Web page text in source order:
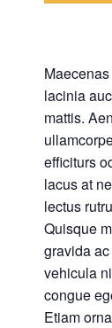
lacinia
mattis.
efficiturs
lacus at
lectus
Quisque
gravida
vehicula
congue
Etiam